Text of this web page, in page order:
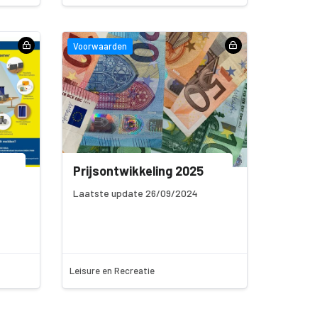
Voorwaarden
Prijsontwikkeling 2025
Laatste update 26/09/2024
Leisure en Recreatie